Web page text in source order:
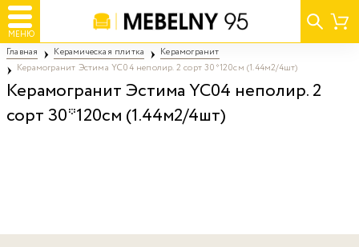
МЕНЮ
Главная Керамическая плитка
Керамогранит
Керамогранит Эстима YC04 неполир. 2 сорт 30*120см (1.44м2/4шт)
Керамогранит Эстима YC04 неполир. 2
сорт 30*120см (1.44м2/4шт)